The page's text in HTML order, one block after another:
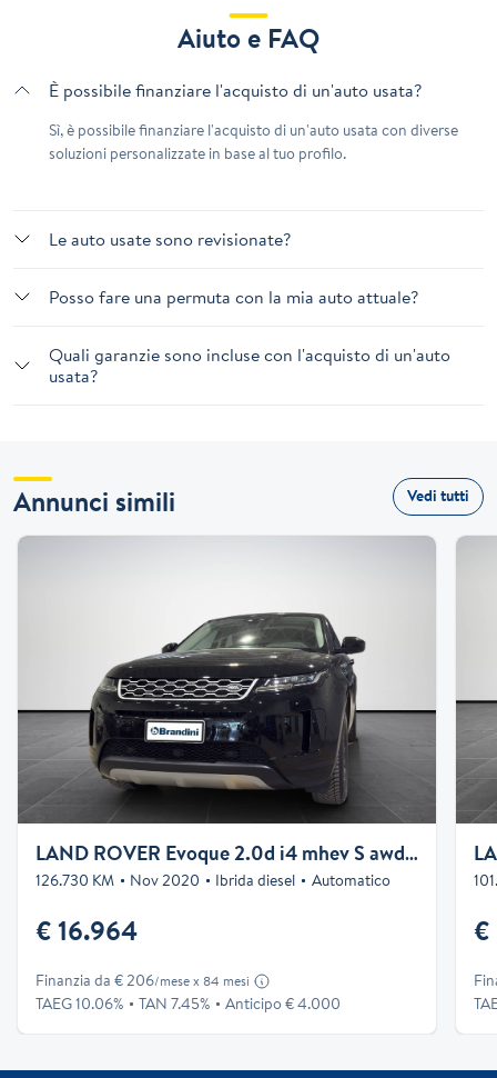
Aiuto e FAQ
È possibile finanziare l'acquisto di un'auto usata?
Sì, è possibile finanziare l'acquisto di un'auto usata con diverse
soluzioni personalizzate in base al tuo profilo.
Le auto usate sono revisionate?
Posso fare una permuta con la mia auto attuale?
Quali garanzie sono incluse con l'acquisto di un'auto
usata?
Annunci simili Vedi tutti
LAND ROVER Evoque 2.0d i4 mhev S awd 150cv auto
126.730 KM Nov 2020 Ibrida diesel Automatico
€ 16.964
Finanzia da € 206/mese x 84 mesi
TAEG 10.06% TAN 7.45% Anticipo € 4.000
€